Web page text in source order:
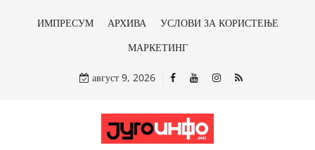
ИМПРЕСУМ АРХИВА
УСЛОВИ ЗА КОРИСТЕЊЕ
МАРКЕТИНГ
август 9, 2026